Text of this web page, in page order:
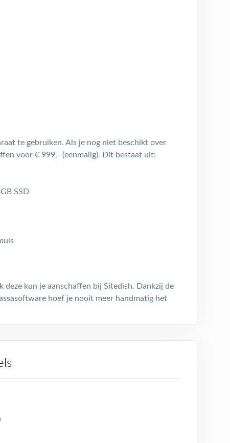
te gebruiken. Als je nog niet beschikt over
voor € 999,- (eenmalig). Dit bestaat uit:
SSD
deze kun je aanschaffen bij Sitedish. Dankzij de
hoef je nooit meer handmatig het